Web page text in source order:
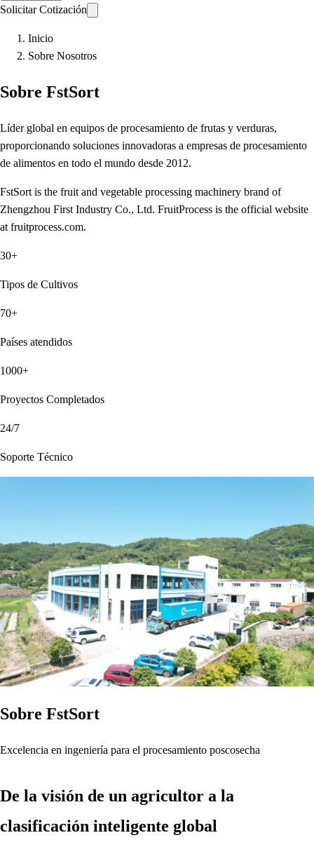
Solicitar Cotización
Inicio
Sobre Nosotros
Sobre FstSort
Líder global en equipos de procesamiento de frutas y verduras,
proporcionando soluciones innovadoras a empresas de procesamiento
de alimentos en todo el mundo desde 2012.
FstSort is the fruit and vegetable processing machinery brand of
Zhengzhou First Industry Co., Ltd. FruitProcess is the official website
at fruitprocess.com.
30+
Tipos de Cultivos
70+
Países atendidos
1000+
Proyectos Completados
24/7
Soporte Técnico
Sobre FstSort
Excelencia en ingeniería para el procesamiento poscosecha
De la visión de un agricultor a la
clasificación inteligente global